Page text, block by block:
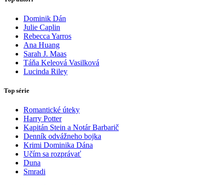
Dominik Dán
Julie Caplin
Rebecca Yarros
Ana Huang
Sarah J. Maas
Táňa Keleová Vasilková
Lucinda Riley
Top série
Romantické úteky
Harry Potter
Kapitán Stein a Notár Barbarič
Denník odvážneho bojka
Krimi Dominika Dána
Učím sa rozprávať
Duna
Smradi